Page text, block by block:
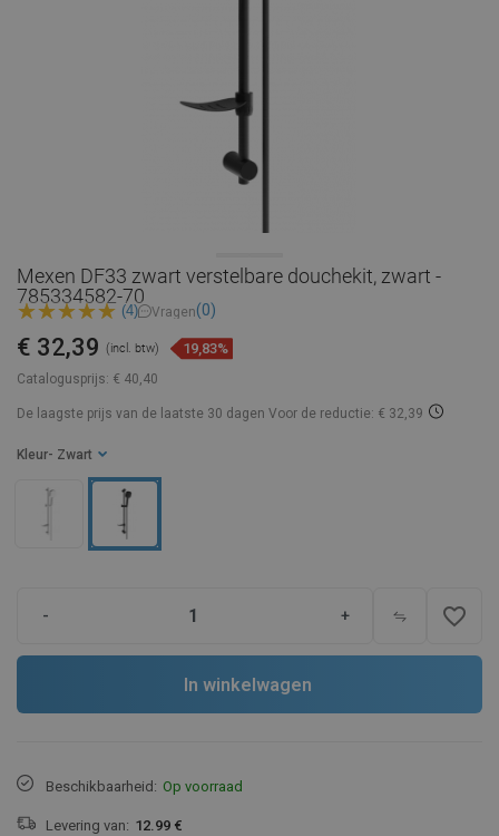
Mexen DF33 zwart verstelbare douchekit, zwart -
785334582-70
(4) Vragen(0)
Catalogusprijs: € 40,40
€ 32,39 (incl. btw) 19,83%
De laagste prijs van de laatste 30 dagen Voor de reductie: € 32,39
Kleur - Zwart
- + favorite_border
In winkelwagen
Beschikbaarheid: Op voorraad
Levering van: 12.99 €